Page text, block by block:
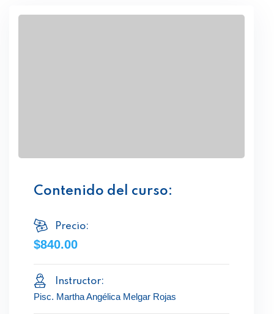
Contenido del curso:
Precio:
$840.00
Instructor:
Pisc. Martha Angélica Melgar Rojas